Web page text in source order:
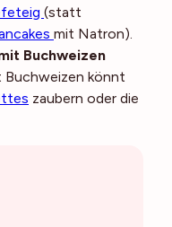
(statt
mit Natron).
Buchweizen
Buchweizen könnt
zaubern oder die